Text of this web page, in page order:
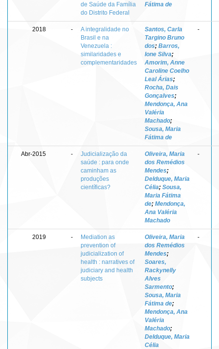
de Saúde da Família
do Distrito Federal
Fátima de
2018 -
A integralidade no
Brasil e na
Venezuela :
similaridades e
complementaridades
Santos, Carla
Targino Bruno
dos; Barros,
Ione Silva;
Amorim, Anne
Caroline Coelho
Leal Árias;
Rocha, Dais
Gonçalves;
Mendonça, Ana
Valéria
Machado;
Sousa, Maria
Fátima de
-
Abr-2015 -
Judicialização da
saúde : para onde
caminham as
produções
científicas?
Oliveira, Maria
dos Remédios
Mendes;
Delduque, Maria
Célia; Sousa,
Maria Fátima
de; Mendonça,
Ana Valéria
Machado
-
2019 -
Mediation as
prevention of
judicialization of
health : narratives of
judiciary and health
subjects
Oliveira, Maria
dos Remédios
Mendes;
Soares,
Rackynelly
Alves
Sarmento;
Sousa, Maria
Fátima de;
Mendonça, Ana
Valéria
Machado;
Delduque, Maria
Célia
-